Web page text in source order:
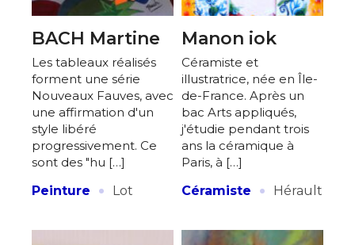
BACH Martine
Les tableaux réalisés
forment une série
Nouveaux Fauves, avec
une affirmation d'un
style libéré
progressivement. Ce
sont des "hu […]
Peinture
· Lot
Manon iok
Céramiste et
illustratrice, née en Île-
de-France. Après un
bac Arts appliqués,
j'étudie pendant trois
ans la céramique à
Paris, à […]
Céramiste
· Hérault